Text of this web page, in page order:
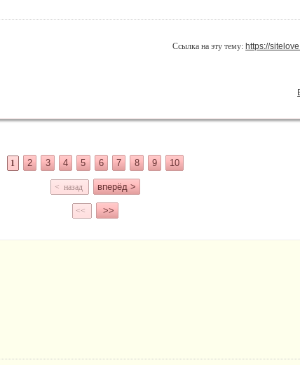
Ссылка на эту тему: https://
1 2 3 4 5 6 7 8 9 10
< назад вперёд >
<< >>